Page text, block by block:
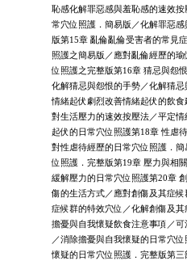
恥感化解罪惡感與羞恥感的速效
常穴位照護．簡易版／化解罪惡
版第15章 亂倫亂倫受害者的常見
照護之簡易版／應對亂倫經歷的
位照護之完整版第16章 猜忌與怨
化解猜忌與怨恨的手勢／化解猜
情緒起伏劇烈改善情緒起伏的飲
對生活壓力的速效按壓法／平定
起伏的日常穴位照護第18章 性虐
對性虐待經歷的日常穴位照護．
位照護．完整版第19章 壓力與相
緩解壓力的日常穴位照護第20章
傷的生活方式／應對創傷及其症
症候群的特效穴位／化解創傷及
擔憂與自我懷疑飲食注意事項／
／消除擔憂與自我懷疑的日常穴
懷疑的日常穴位照護．完整版第